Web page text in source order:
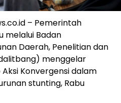
– Pemerintah
melalui Badan
Daerah, Penelitian dan
menggelar
Konvergensi dalam
stunting, Rabu